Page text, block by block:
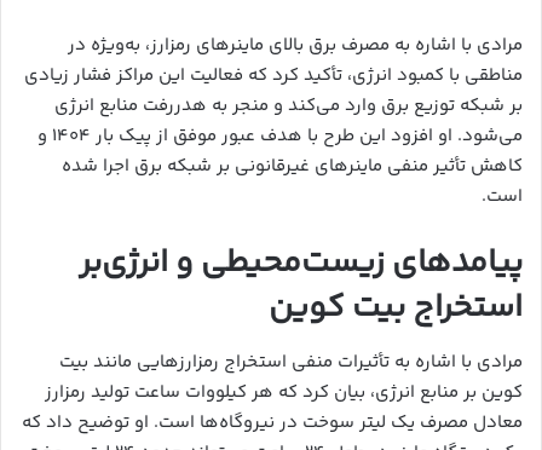
مرادی با اشاره به مصرف برق بالای ماینرهای رمزارز، به‌ویژه در
مناطقی با کمبود انرژی، تأکید کرد که فعالیت این مراکز فشار زیادی
بر شبکه توزیع برق وارد می‌کند و منجر به هدررفت منابع انرژی
می‌شود. او افزود این طرح با هدف عبور موفق از پیک بار ۱۴۰۴ و
کاهش تأثیر منفی ماینرهای غیرقانونی بر شبکه برق اجرا شده
است.
پیامدهای زیست‌محیطی و انرژی‌بر
استخراج بیت کوین
مرادی با اشاره به تأثیرات منفی استخراج رمزارزهایی مانند بیت
کوین بر منابع انرژی، بیان کرد که هر کیلووات ساعت تولید رمزارز
معادل مصرف یک لیتر سوخت در نیروگاه‌ها است. او توضیح داد که